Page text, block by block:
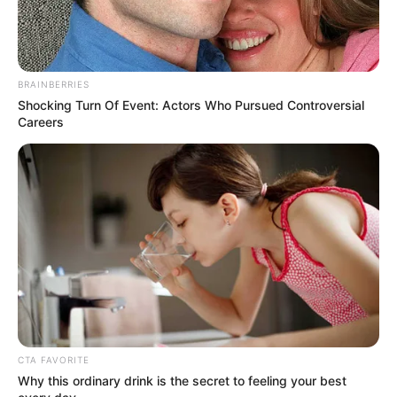
Warna Rambut: Blonde
Warna Mata: Biru
Warna Kulit: –
Pengukuran Tubuh: 34-22-38 (Lingkar Dada 34, Pinggang 22,
dan Pinggul 38 inci)
Ukuran sepatu: –
Ukuran pakaian: –
Sarah Lawrence College – Penulis Kreatif
Keluarga
Ayah: –
Ibu: –
BRAINBERRIES
Shocking Turn Of Event: Actors Who Pursued Controversial
Careers
CTA FAVORITE
Why this ordinary drink is the secret to feeling your best